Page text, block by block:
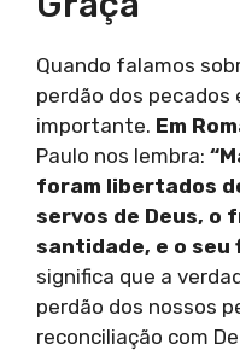
Quando falamos
perdão dos pecados
importante. Em
Paulo nos lembra:
foram libertados
servos de Deus, o
santidade, e o seu
significa que a
perdão dos nossos
reconciliação com